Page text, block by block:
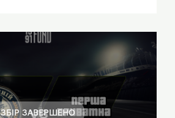
ЗБІР ЗАВЕРШЕНО